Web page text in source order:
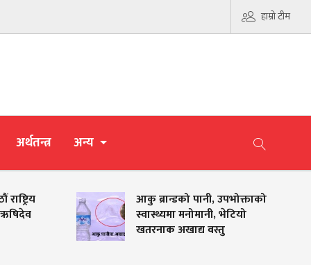
हाम्रो टीम
अर्थतन्त्र अन्य
आकु ब्रान्डको पानी, उपभोक्ताको
स्वास्थ्यमा मनोमानी, भेटियो
खतरनाक अखाद्य वस्तु